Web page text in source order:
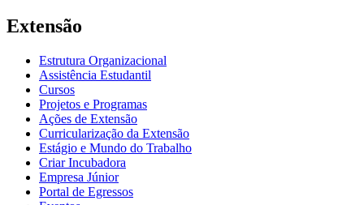
Extensão
Estrutura Organizacional
Assistência Estudantil
Cursos
Projetos e Programas
Ações de Extensão
Curricularização da Extensão
Estágio e Mundo do Trabalho
Criar Incubadora
Empresa Júnior
Portal de Egressos